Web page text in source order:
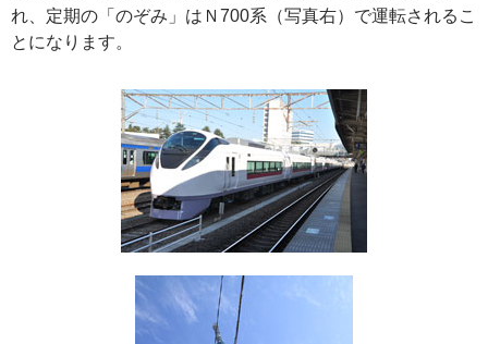
れ、定期の「のぞみ」はＮ700系（写真右）で運転されるこ
とになります。